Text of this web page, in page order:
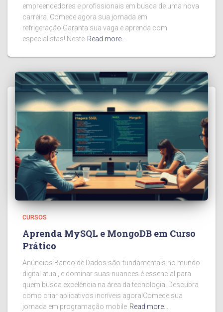
empreendedores e profissionais em busca de uma nova
carreira. Comece agora sua jornada em
refrigeração!Garanta sua vaga e aprenda com
especialistas! Neste Read more…
CURSOS
Aprenda MySQL e MongoDB em Curso
Prático
Anúncios Banco de Dados são fundamentais no mundo
digital atual, e dominar suas nuances é essencial para
quem busca excelência na área da tecnologia. Descubra
como criar aplicativos incríveis agora!Comece sua
jornada em programação mobile Read more…